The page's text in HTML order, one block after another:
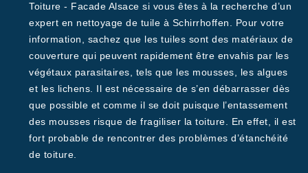
Toiture - Facade Alsace si vous êtes à la recherche d’un
expert en nettoyage de tuile à Schirrhoffen. Pour votre
information, sachez que les tuiles sont des matériaux de
couverture qui peuvent rapidement être envahis par les
végétaux parasitaires, tels que les mousses, les algues
et les lichens. Il est nécessaire de s’en débarrasser dès
que possible et comme il se doit puisque l’entassement
des mousses risque de fragiliser la toiture. En effet, il est
fort probable de rencontrer des problèmes d’étanchéité
de toiture.